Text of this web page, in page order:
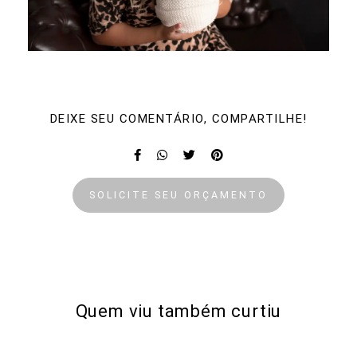
DEIXE SEU COMENTÁRIO, COMPARTILHE!
SOLICITE SEU ORÇAMENTO
Quem viu também curtiu